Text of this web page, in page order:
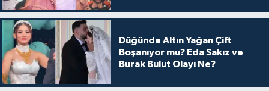
Düğünde Altın Yağan Çift
Boşanıyor mu? Eda Sakız ve
Burak Bulut Olayı Ne?